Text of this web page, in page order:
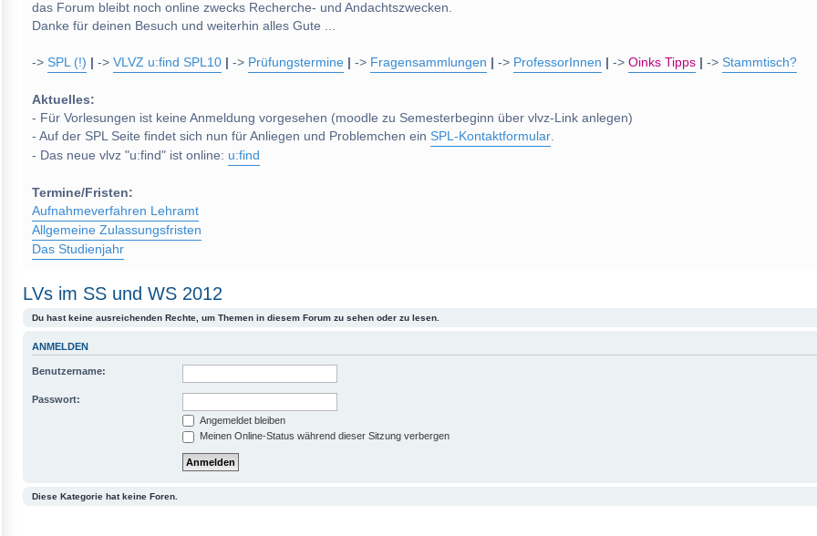
das Forum bleibt noch online zwecks Recherche- und Andachtszwecken.
Danke für deinen Besuch und weiterhin alles Gute ...
-> SPL (!) -> VLVZ u:find SPL10 -> Prüfungstermine -> Fragensammlungen -> ProfessorInnen -> Oinks Tipps -> Stammtisch?
Aktuelles:
- Für Vorlesungen ist keine Anmeldung vorgesehen (moodle zu Semesterbeginn über vlvz-Link anlegen)
- Auf der SPL Seite findet sich nun für Anliegen und Problemchen ein SPL-Kontaktformular.
- Das neue vlvz "u:find" ist online: u:find
Termine/Fristen:
Aufnahmeverfahren Lehramt
Allgemeine Zulassungsfristen
Das Studienjahr
LVs im SS und WS 2012
Du hast keine ausreichenden Rechte, um Themen in diesem Forum zu sehen oder zu lesen.
ANMELDEN
Benutzername:
Passwort:
Angemeldet bleiben
Meinen Online-Status während dieser Sitzung verbergen
Diese Kategorie hat keine Foren.